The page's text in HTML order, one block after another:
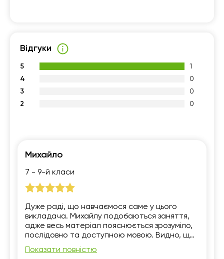
Відгуки
5
1
4
0
3
0
2
0
Михайло
7 - 9-й класи
Дуже раді, що навчаємося саме у цього
викладача. Михайлу подобаються заняття,
адже весь матеріал пояснюється зрозуміло,
послідовно та доступною мовою. Видно, що
викладач зацікавлений у результаті, завжди
підтримує, відповідає на всі запитання. Ми
Показати повністю